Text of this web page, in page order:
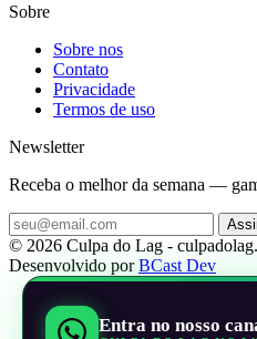
Sobre
Sobre nos
Contato
Privacidade
Termos de uso
Newsletter
Receba o melhor da semana —
© 2026 Culpa do Lag -
Desenvolvido porBCast Dev
Entra no nosso